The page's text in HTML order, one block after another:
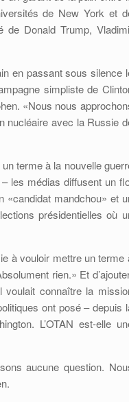
de New York et
de Donald Trump,
en passant sous silence
simpliste de
«Nous nous
nucléaire avec la Russie
terme à la nouvelle
les médias diffusent un
«candidat mandchou» et
présidentielles où
à vouloir mettre un terme
rien.» Et
voulait connaître la
ont posé – depuis
L’OTAN est-elle
aucune question.